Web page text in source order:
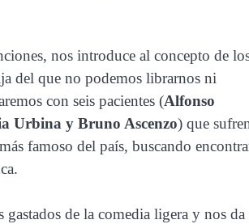
nos introduce al concepto de
del que no podemos librarnos ni
con seis pacientes (Alfonso
Urbina y Bruno Ascenzo) que
famoso del país, buscando
de la comedia ligera y nos da